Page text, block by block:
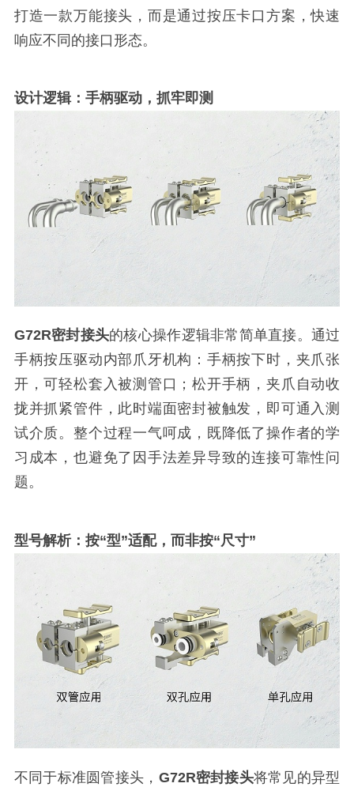
打造一款万能接头，而是通过按压卡口方案，快速
响应不同的接口形态。
设计逻辑：手柄驱动，抓牢即测
G72R密封接头的核心操作逻辑非常简单直接。通过
手柄按压驱动内部爪牙机构：手柄按下时，夹爪张
开，可轻松套入被测管口；松开手柄，夹爪自动收
拢并抓紧管件，此时端面密封被触发，即可通入测
试介质。整个过程一气呵成，既降低了操作者的学
习成本，也避免了因手法差异导致的连接可靠性问
题。
型号解析：按“型”适配，而非按“尺寸”
不同于标准圆管接头， G72R密封接头将常见的异型